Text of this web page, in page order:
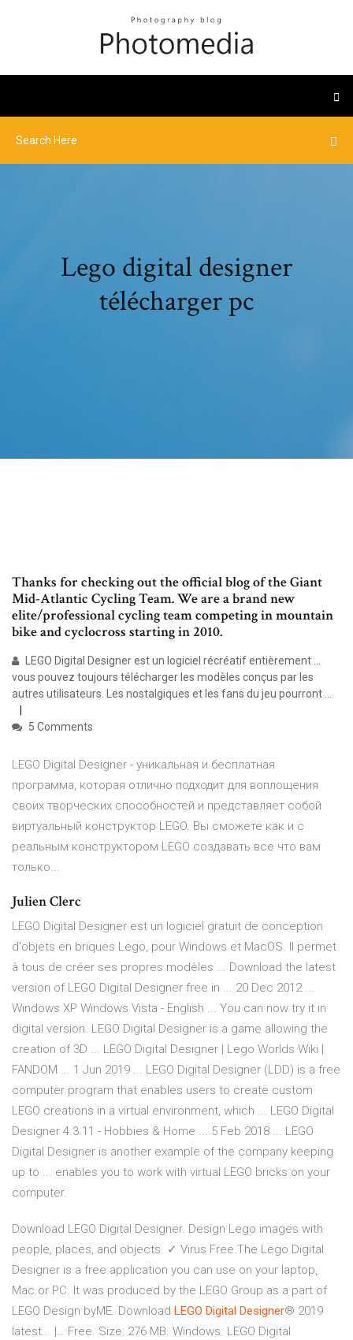
Lego digital designer
télécharger pc
Thanks for checking out the official blog of the Giant
Mid-Atlantic Cycling Team. We are a brand new
elite/professional cycling team competing in mountain
bike and cyclocross starting in 2010.
LEGO Digital Designer est un logiciel récréatif entièrement ...
vous pouvez toujours télécharger les modèles conçus par les
autres utilisateurs. Les nostalgiques et les fans du jeu pourront ...
5 Comments
LEGO Digital Designer - уникальная и бесплатная
программа, которая отлично подходит для воплощения
своих творческих способностей и представляет собой
виртуальный конструктор LEGO. Вы сможете как и с
реальным конструктором LEGO создавать все что вам
только...
Julien Clerc
LEGO Digital Designer est un logiciel gratuit de conception
d'objets en briques Lego, pour Windows et MacOS. Il permet
à tous de créer ses propres modèles ... Download the latest
version of LEGO Digital Designer free in ... 20 Dec 2012 ...
Windows XP Windows Vista - English ... You can now try it in
digital version. LEGO Digital Designer is a game allowing the
creation of 3D ... LEGO Digital Designer | Lego Worlds Wiki |
FANDOM ... 1 Jun 2019 ... LEGO Digital Designer (LDD) is a free
computer program that enables users to create custom
LEGO creations in a virtual environment, which ... LEGO Digital
Designer 4.3.11 - Hobbies & Home ... 5 Feb 2018 ... LEGO
Digital Designer is another example of the company keeping
up to ... enables you to work with virtual LEGO bricks on your
computer.
Download LEGO Digital Designer. Design Lego images with
people, places, and objects. ✓ Virus Free.The Lego Digital
Designer is a free application you can use on your laptop,
Mac or PC. It was produced by the LEGO Group as a part of
LEGO Design byME. Download LEGO Digital Designer® 2019
latest... |… Free. Size: 276 MB. Windows. LEGO Digital